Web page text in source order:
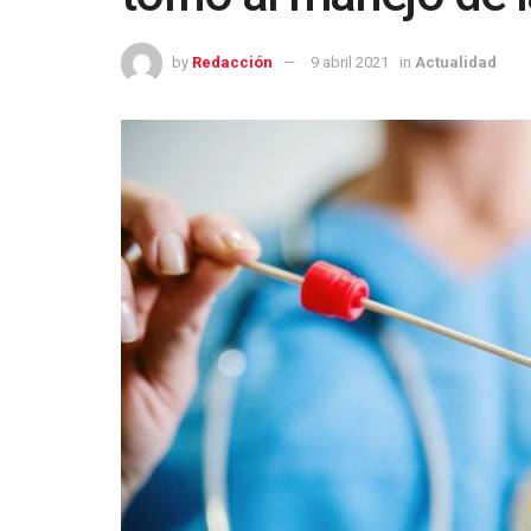
by Redacción 9 abril 2021 in Actualidad